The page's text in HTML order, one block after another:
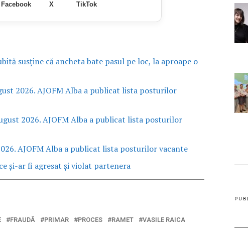
Facebook X TikTok
susține că ancheta bate pasul pe loc, la aproape o
2026. AJOFM Alba a publicat lista posturilor
2026. AJOFM Alba a publicat lista posturilor
AJOFM Alba a publicat lista posturilor vacante
și-ar fi agresat și violat partenera
FRAUDĂ PRIMAR PROCES RAMET VASILE RAICA